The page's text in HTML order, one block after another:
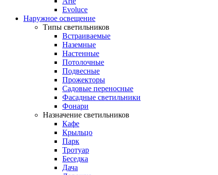
Evoluce
Наружное освещение
Типы светильников
Встраиваемые
Наземные
Настенные
Потолочные
Подвесные
Прожекторы
Садовые переносные
Фасадные светильники
Фонари
Назначение светильников
Кафе
Крыльцо
Парк
Тротуар
Беседка
Дача